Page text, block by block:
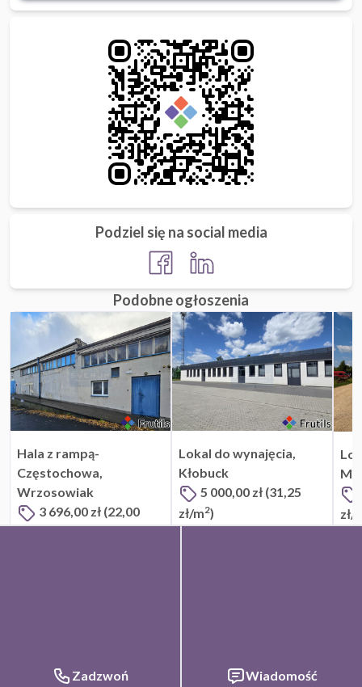
Zadzwoń Wiadomość
Podziel się na social media
Podobne ogłoszenia
Hala z rampą-
Częstochowa,
Wrzosowiak
3 696,00 zł (22,00
2
Lokal do wynajęcia,
Kłobuck
5 000,00 zł (31,25
zł/m2)
zł/
Informacje